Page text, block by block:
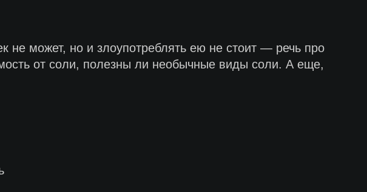
не может, но и злоупотреблять ею не стоит — речь про
от соли, полезны ли необычные виды соли. А еще,